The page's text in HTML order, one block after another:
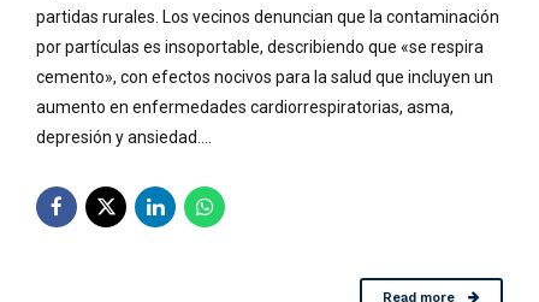
partidas rurales. Los vecinos denuncian que la contaminación
por partículas es insoportable, describiendo que «se respira
cemento», con efectos nocivos para la salud que incluyen un
aumento en enfermedades cardiorrespiratorias, asma,
depresión y ansiedad....
Read more